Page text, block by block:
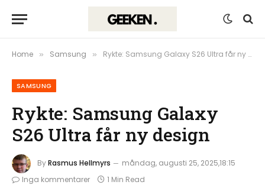
Home » Samsung » Rykte: Samsung Galaxy S26 Ultra får ny design
SAMSUNG
Rykte: Samsung Galaxy
S26 Ultra får ny design
ByRasmus Hellmyrs
måndag, augusti 25, 2025,18:15
Inga kommentarer
1 Min Read